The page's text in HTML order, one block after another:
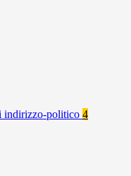
indirizzo-politico 4